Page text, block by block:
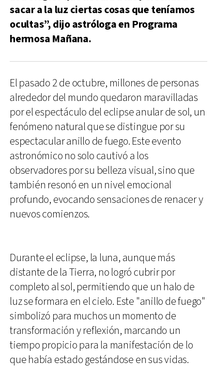
sacar a la luz ciertas cosas que teníamos
ocultas”, dijo astróloga en Programa
hermosa Mañana.
El pasado 2 de octubre, millones de personas
alrededor del mundo quedaron maravilladas
por el espectáculo del eclipse anular de sol, un
fenómeno natural que se distingue por su
espectacular anillo de fuego. Este evento
astronómico no solo cautivó a los
observadores por su belleza visual, sino que
también resonó en un nivel emocional
profundo, evocando sensaciones de renacer y
nuevos comienzos.
Durante el eclipse, la luna, aunque más
distante de la Tierra, no logró cubrir por
completo al sol, permitiendo que un halo de
luz se formara en el cielo. Este "anillo de fuego"
simbolizó para muchos un momento de
transformación y reflexión, marcando un
tiempo propicio para la manifestación de lo
que había estado gestándose en sus vidas.